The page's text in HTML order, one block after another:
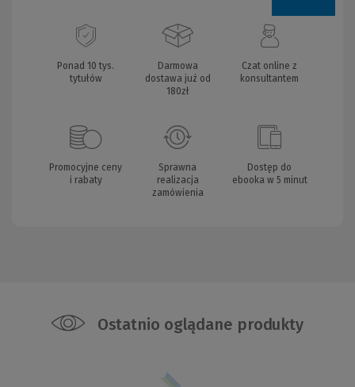
Ponad 10 tys.
tytułów
Darmowa
dostawa już od
180zł
Czat online z
konsultantem
Promocyjne ceny
i rabaty
Sprawna
realizacja
zamówienia
Dostęp do
ebooka w 5 minut
Ostatnio oglądane produkty